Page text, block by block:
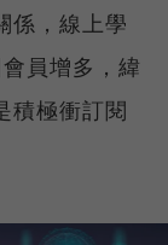
係，線上學
員增多，緯
積極衝訂閱